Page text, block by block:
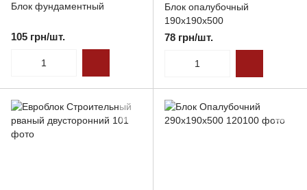
Блок фундаментный
105 грн/шт.
Блок опалубочный
190х190х500
78 грн/шт.